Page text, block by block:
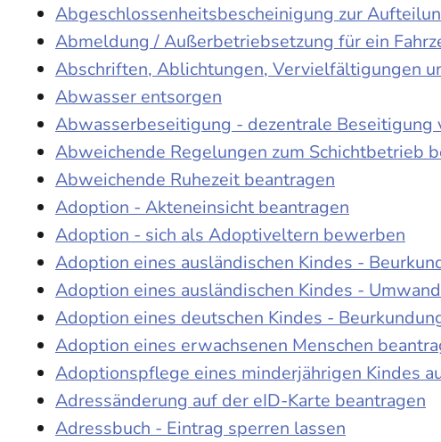
Abgeschlossenheitsbescheinigung zur
Abmeldung / Außerbetriebsetzung für ein
Abschriften, Ablichtungen, Vervielfältigungen
Abwasser entsorgen
Abwasserbeseitigung - dezentrale Beseitigung
Abweichende Regelungen zum Schichtbetrieb
Abweichende Ruhezeit beantragen
Adoption - Akteneinsicht beantragen
Adoption - sich als Adoptiveltern bewerben
Adoption eines ausländischen Kindes -
Adoption eines ausländischen Kindes -
Adoption eines deutschen Kindes -
Adoption eines erwachsenen Menschen
Adoptionspflege eines minderjährigen Kindes
Adressänderung auf der eID-Karte beantragen
Adressbuch - Eintrag sperren lassen